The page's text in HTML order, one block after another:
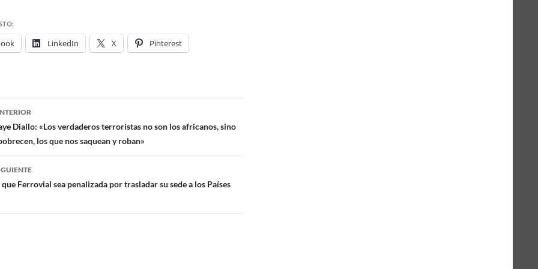
LinkedIn X Pinterest
Diallo: «Los verdaderos terroristas no son los africanos, sino
los que nos saquean y roban»
Ferrovial sea penalizada por trasladar su sede a los Países